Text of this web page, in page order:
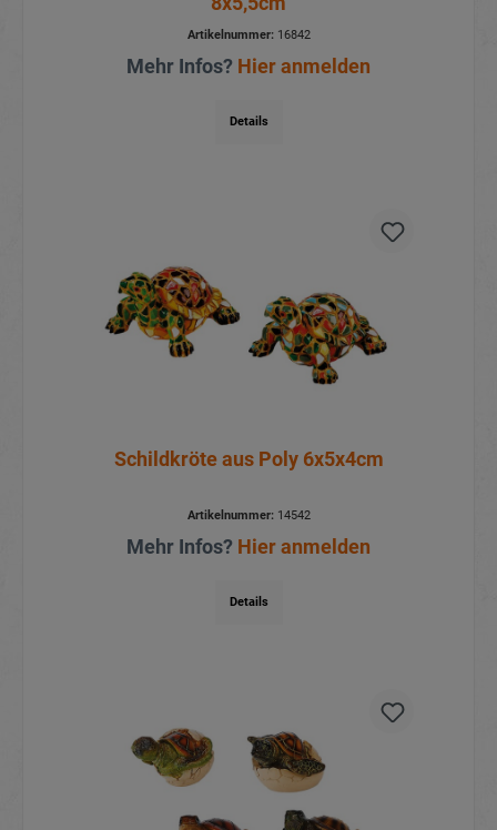
Artikelnummer:16842
Mehr Infos? Hier anmelden
Details
Schildkröte aus Poly 6x5x4cm
Artikelnummer:14542
Mehr Infos? Hier anmelden
Details